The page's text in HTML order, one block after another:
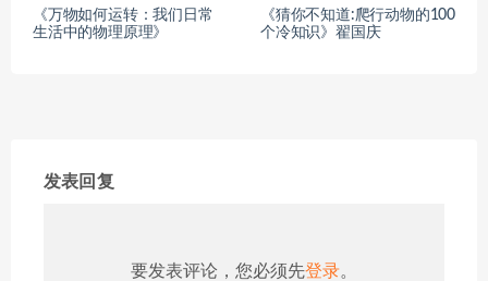
《万物如何运转：我们日常
生活中的物理原理》
《猜你不知道:爬行动物的100
个冷知识》翟国庆
发表回复
要发表评论，您必须先登录。